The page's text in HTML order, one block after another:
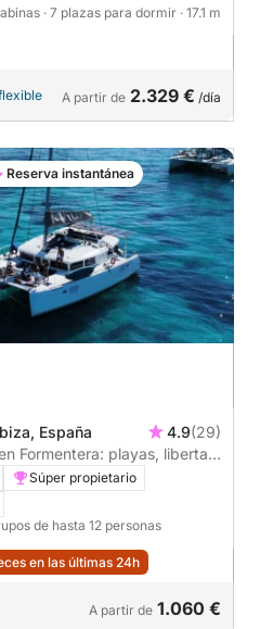
· 7 plazas para dormir · 17.1 m
A partir de 2.329 € /día
España 4.9(29)
Formentera: playas, libertad
Súper propietario
de hasta 12 personas
en las últimas 24h
A partir de 1.060 €
Reserva instantánea